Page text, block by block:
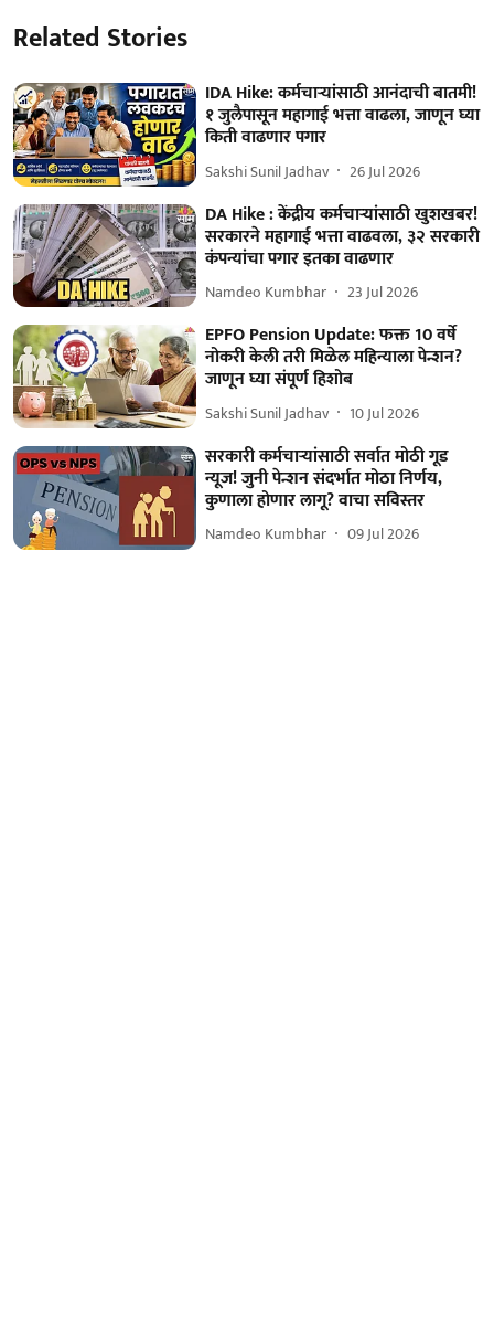
Related Stories
IDA Hike: कर्मचाऱ्यांसाठी आनंदाची बातमी!
१ जुलैपासून महागाई भत्ता वाढला, जाणून घ्या
किती वाढणार पगार
Sakshi Sunil Jadhav 26 Jul 2026
DA Hike : केंद्रीय कर्मचाऱ्यांसाठी खुशखबर!
सरकारने महागाई भत्ता वाढवला, ३२ सरकारी
कंपन्यांचा पगार इतका वाढणार
Namdeo Kumbhar 23 Jul 2026
EPFO Pension Update: फक्त 10 वर्षे
नोकरी केली तरी मिळेल महिन्याला पेन्शन?
जाणून घ्या संपूर्ण हिशोब
Sakshi Sunil Jadhav 10 Jul 2026
सरकारी कर्मचाऱ्यांसाठी सर्वात मोठी गूड
न्यूज! जुनी पेन्शन संदर्भात मोठा निर्णय,
कुणाला होणार लागू? वाचा सविस्तर
Namdeo Kumbhar 09 Jul 2026